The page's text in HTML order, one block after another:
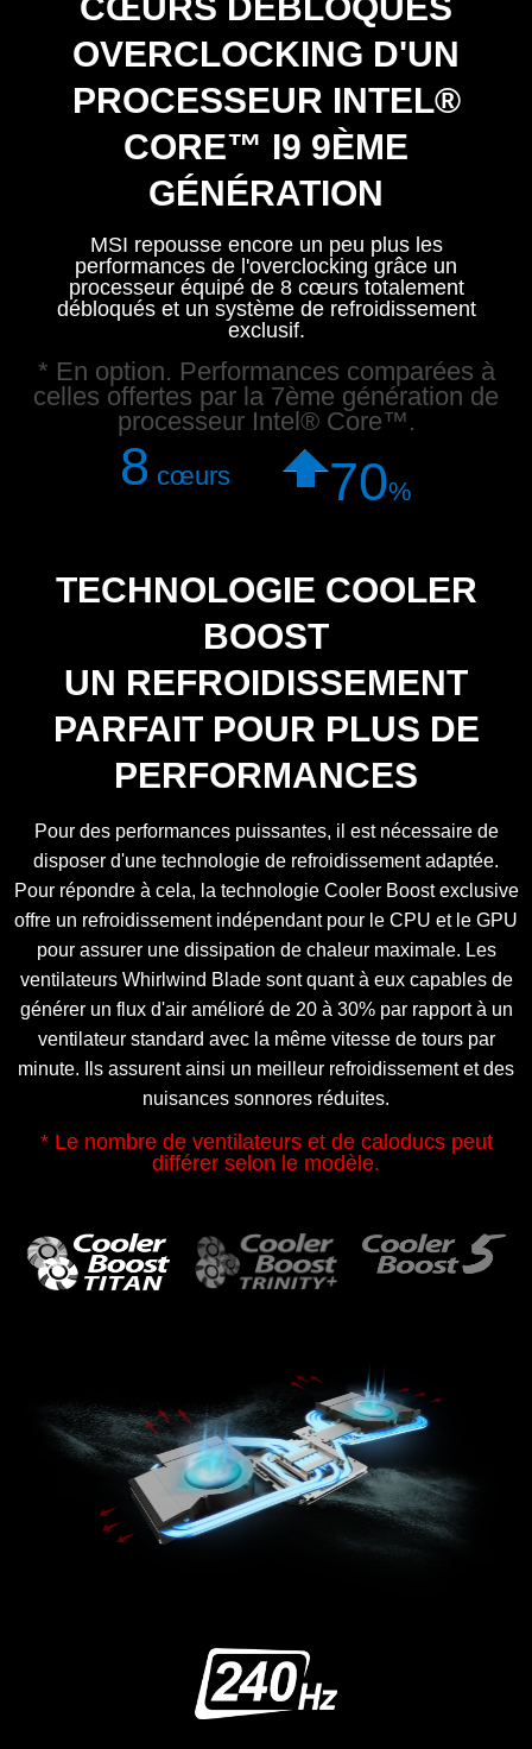
OVERCLOCKING D'UN
PROCESSEUR INTEL®
CORE™ I9 9ÈME
GÉNÉRATION
MSI repousse encore un peu plus les
performances de l'overclocking grâce un
processeur équipé de 8 cœurs totalement
débloqués et un système de refroidissement
exclusif.
* En option. Performances comparées à
celles offertes par la 7ème génération de
processeur Intel® Core™.
8 cœurs 70%
TECHNOLOGIE COOLER
BOOST
UN REFROIDISSEMENT
PARFAIT POUR PLUS DE
PERFORMANCES
Pour des performances puissantes, il est nécessaire de
disposer d'une technologie de refroidissement adaptée.
Pour répondre à cela, la technologie Cooler Boost exclusive
offre un refroidissement indépendant pour le CPU et le GPU
pour assurer une dissipation de chaleur maximale. Les
ventilateurs Whirlwind Blade sont quant à eux capables de
générer un flux d'air amélioré de 20 à 30% par rapport à un
ventilateur standard avec la même vitesse de tours par
minute. Ils assurent ainsi un meilleur refroidissement et des
nuisances sonnores réduites.
* Le nombre de ventilateurs et de caloducs peut
différer selon le modèle.